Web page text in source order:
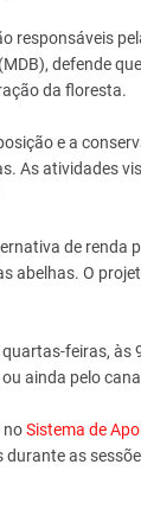
responsáveis
defende
da floresta.
e a
As atividades
de renda
abelhas. O
feiras,
ainda pelo
noSistema de
as